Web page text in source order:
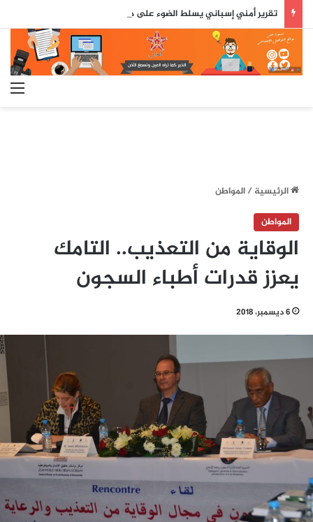
الرئيسية/المواطن
المواطن
الوقاية من التعذيب.. التامك
يعزز قدرات أطباء السجون
6 ديسمبر، 2018